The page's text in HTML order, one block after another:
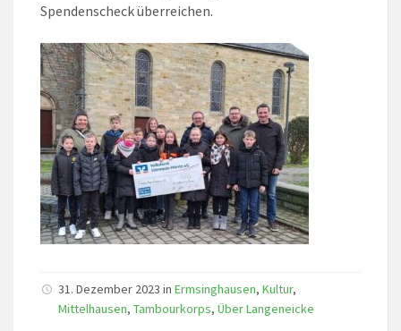
Spendenscheck überreichen.
31. Dezember 2023 in Ermsinghausen, Kultur,
Mittelhausen, Tambourkorps, Über Langeneicke